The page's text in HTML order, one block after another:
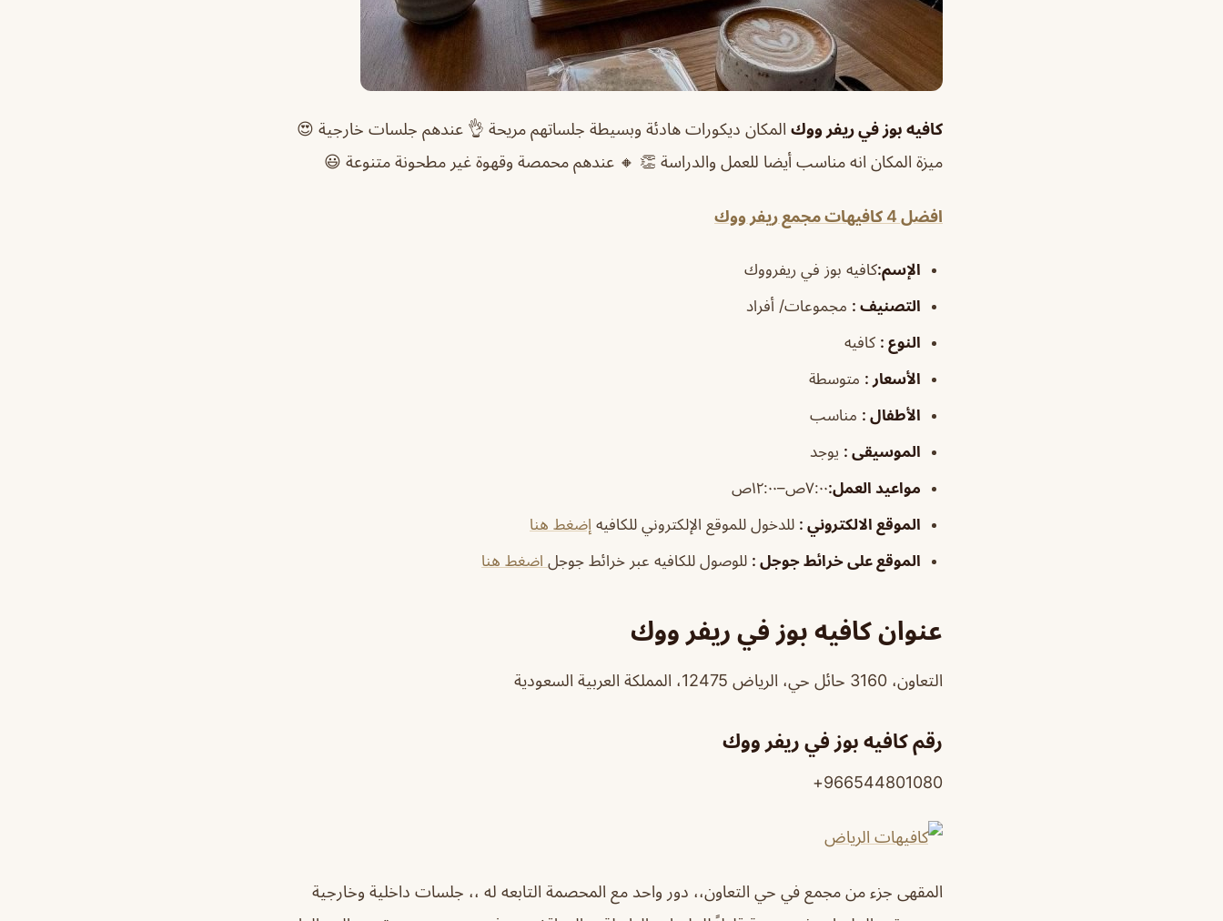
كافيه بوز في ريفر ووك المكان ديكورات هادئة وبسيطة جلساتهم مريحة 👌 عندهم جلسات خارجية 😍
ميزة المكان انه مناسب أيضا للعمل والدراسة 👏 🔸 عندهم محمصة وقهوة غير مطحونة متنوعة 😃
افضل 4 كافيهات مجمع ريفر ووك
الإسم:كافيه بوز في ريفرووك
التصنيف : مجموعات/ أفراد
النوع : كافيه
الأسعار : متوسطة
الأطفال : مناسب
الموسيقى : يوجد
مواعيد العمل:٧:٠٠ص–١٢:٠٠ص
الموقع الالكتروني : للدخول للموقع الإلكتروني للكافيه إضغط هنا
الموقع على خرائط جوجل : للوصول للكافيه عبر خرائط جوجل اضغط هنا
عنوان كافيه بوز في ريفر ووك
التعاون، 3160 حائل حي، الرياض 12475، المملكة العربية السعودية
رقم كافيه بوز في ريفر ووك
966544801080+
المقهى جزء من مجمع في حي التعاون،، دور واحد مع المحصمة التابعه له ،، جلسات داخلية وخارجية